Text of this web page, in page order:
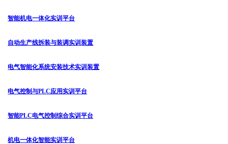
智能机电一体化实训平台
自动生产线拆装与装调实训装置
电气智能化系统安装技术实训装置
电气控制与PLC应用实训平台
智能PLC电气控制综合实训平台
机电一体化智能实训平台